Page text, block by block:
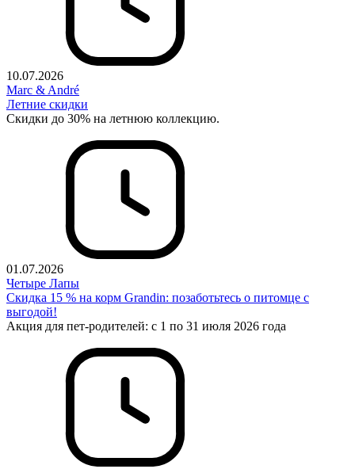
10.07.2026
Marc & André
Летние скидки
Скидки до 30% на летнюю коллекцию.
01.07.2026
Четыре Лапы
Скидка 15 % на корм Grandin: позаботьтесь о питомце с
выгодой!
Акция для пет-родителей: с 1 по 31 июля 2026 года